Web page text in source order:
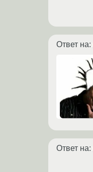
Ответ на:
Ответ на: